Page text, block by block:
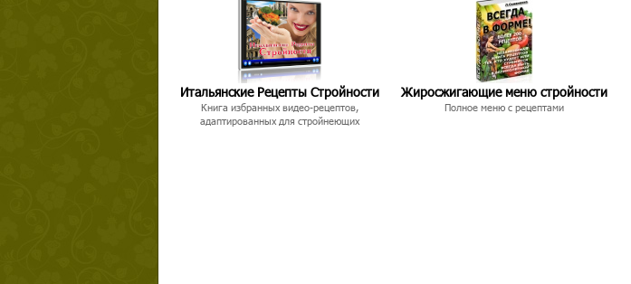
Итальянские Рецепты Стройности
Книга избранных видео-рецептов,
адаптированных для стройнеющих
Жиросжигающие меню стройности
Полное меню с рецептами